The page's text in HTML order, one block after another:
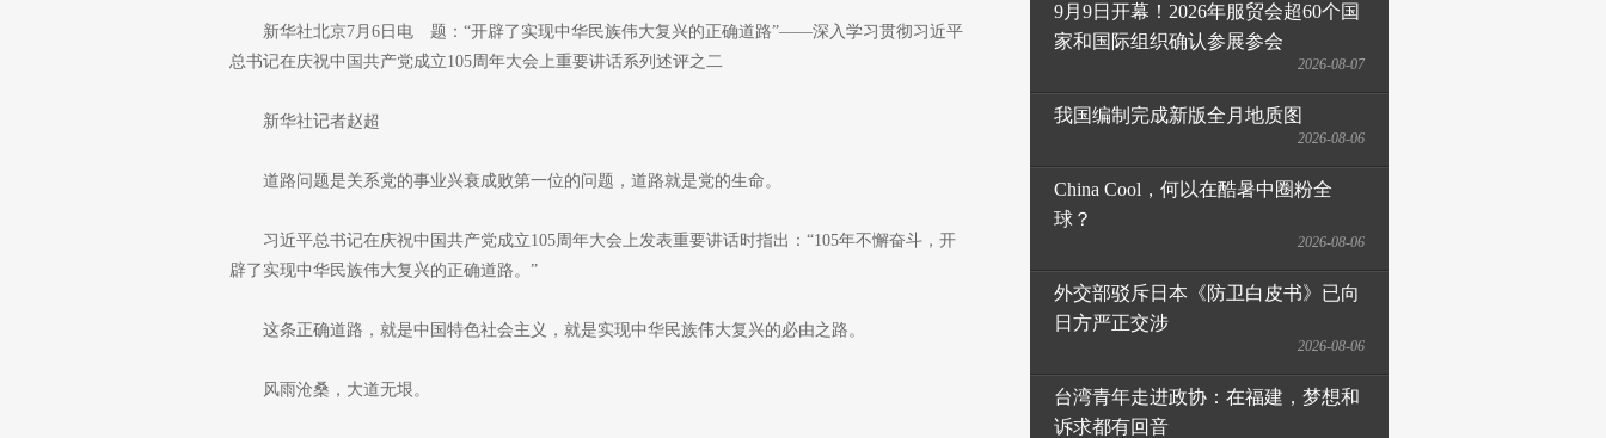
新华社北京7月6日电 题：“开辟了实现中华民族伟大复兴的正确道路”——深入学习贯彻习近平
总书记在庆祝中国共产党成立105周年大会上重要讲话系列述评之二
新华社记者赵超
道路问题是关系党的事业兴衰成败第一位的问题，道路就是党的生命。
习近平总书记在庆祝中国共产党成立105周年大会上发表重要讲话时指出：“105年不懈奋斗，开
辟了实现中华民族伟大复兴的正确道路。”
这条正确道路，就是中国特色社会主义，就是实现中华民族伟大复兴的必由之路。
风雨沧桑，大道无垠。
9月9日开幕！2026年服贸会超60个国
家和国际组织确认参展参会
2026-08-07
我国编制完成新版全月地质图
2026-08-06
China Cool，何以在酷暑中圈粉全
球？
2026-08-06
外交部驳斥日本《防卫白皮书》已向
日方严正交涉
2026-08-06
台湾青年走进政协：在福建，梦想和
诉求都有回音